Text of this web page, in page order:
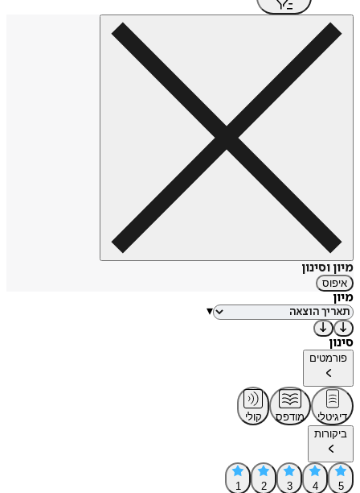
מיון וסינון
איפוס
מיון
▾
סינון
פורמטים
דיגיטלי מודפס
קולי
ביקורות
5
4
3
2
1